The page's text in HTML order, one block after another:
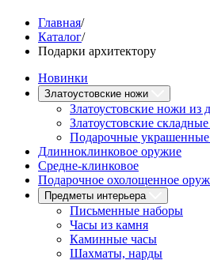
Главная/
Каталог/
Подарки архитектору
Новинки
Златоустовские ножи
Златоустовские ножи из
Златоустовские
Подарочные
Длинноклинковое оружие
Средне-клинковое
Подарочное охолощенное
Предметы интерьера
Письменные наборы
Часы из камня
Каминные часы
Шахматы, нарды